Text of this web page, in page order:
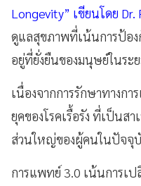
Longevity” เขียนโดย
ดูแลสุขภาพที่เน้นการป้อง
อยู่ที่ยั่งยืนของมนุษย์ในระย
เนื่องจากการรักษาทางก
ยุคของโรคเรื้อรัง ที่เป็นส
ส่วนใหญ่ของผู้คนในปัจจุ
การแพทย์ 3.0 เน้นการเ